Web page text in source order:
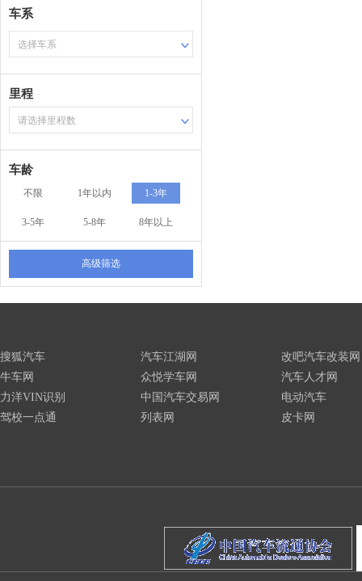
车系
选择车系
里程
请选择里程数
车龄
不限 1年以内 1-3年
3-5年 5-8年 8年以上
高级筛选
搜狐汽车
牛车网
力洋VIN识别
驾校一点通
汽车江湖网
众悦学车网
中国汽车交易网
列表网
改吧汽车改装网
汽车人才网
电动汽车
皮卡网